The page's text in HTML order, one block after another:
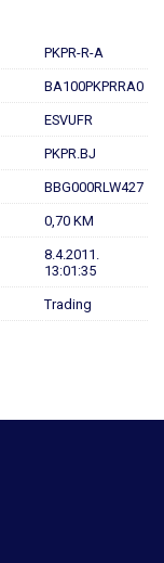
PKPR-R-A
BA100PKPRRA0
ESVUFR
PKPR.BJ
BBG000RLW427
0,70 KM
8.4.2011.
13:01:35
Trading